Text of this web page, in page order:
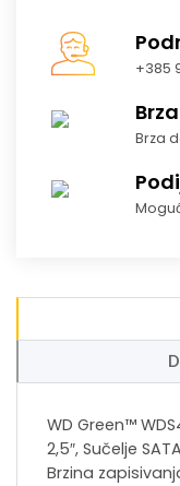
+385
Brza
WD Green™
2,5″, Sučelje
Brzina